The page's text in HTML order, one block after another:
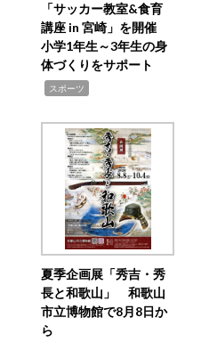
「サッカー教室&食育
講座 in 宮崎」を開催
小学1年生～3年生の身
体づくりをサポート
スポーツ
夏季企画展「秀吉・秀
長と和歌山」 和歌山
市立博物館で8月8日か
ら